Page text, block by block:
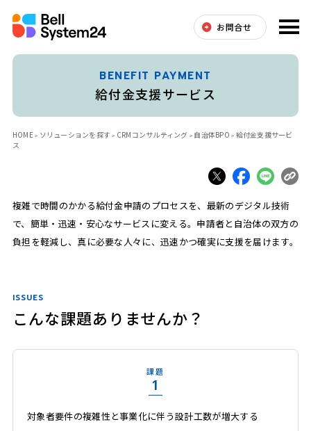
お問合せ
BENEFIT PAYMENT
給付金支援サービス
HOME ソリューションを探す CRMコンサルティング 自治体BPO
給付金支援サービ
ス
複雑で時間のかかる給付金申請のプロセスを、最新のデジタル技術
で、簡単・迅速・安心なサービスに変える。申請者と自治体の双方の
負担を軽減し、真に必要な人々に、迅速かつ確実に支援を届けます。
ISSUES
こんな課題ありませんか？
課題
1
対象者要件の複雑性と事業化に伴う設計工数が増大する